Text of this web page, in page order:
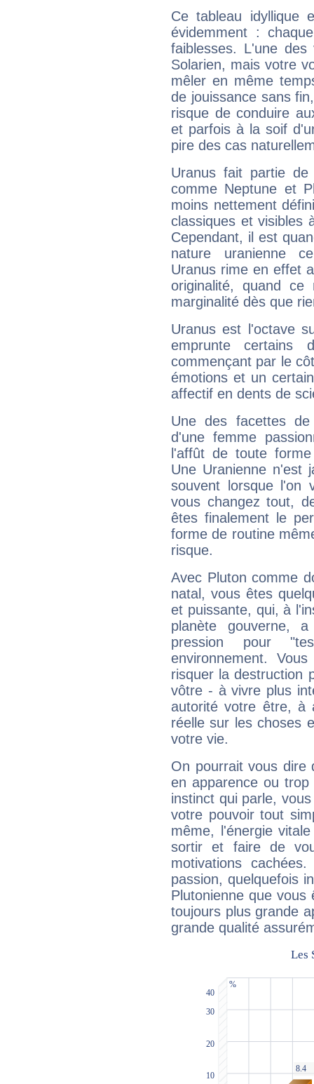
Ce tableau idyllique
évidemment :
faiblesses. L'une
Solarien, mais votre
mêler en même
de jouissance sans
risque de conduire
et parfois à la soif
pire des cas
Uranus fait partie
comme Neptune et
moins nettement
classiques et visibles
Cependant, il est
nature uranienne
Uranus rime en effet
originalité, quand ce
marginalité dès que
Uranus est l'octave
emprunte
commençant par le
émotions et un
affectif en dents de
Une des facettes
d'une femme
l'affût de toute
Une Uranienne n'est
souvent lorsque l'on
vous changez tout,
êtes finalement le
forme de routine
risque.
Avec Pluton comme
natal, vous êtes
et puissante, qui, à
planète gouverne,
pression pour
environnement.
risquer la destruction
vôtre - à vivre plus
autorité votre être, à
réelle sur les choses
votre vie.
On pourrait vous dire
en apparence ou
instinct qui parle,
votre pouvoir tout
même, l'énergie
sortir et faire de
motivations
passion, quelquefois
Plutonienne que
toujours plus grande
grande qualité